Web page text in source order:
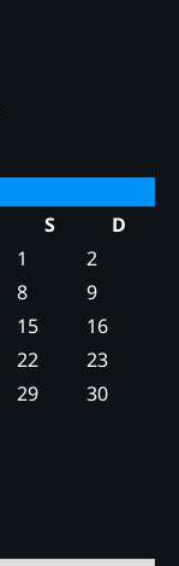
S
D
1
2
8
9
15
16
22
23
29
30